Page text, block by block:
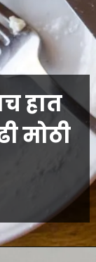
हात
मोठी